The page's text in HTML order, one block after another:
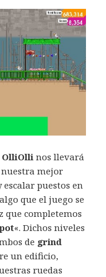
OlliOlli nos llevará
mejor
puestos en
que el juego se
que completemos
«. Dichos niveles
de grind
un edificio,
ruedas